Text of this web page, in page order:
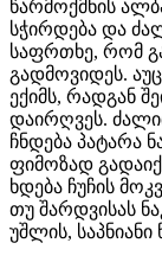
წარმოქმნის
სჭირდება და
საფრთხე, რომ
გადმოვიდეს.
ექიმს, რადგან
დაირღვეს.
ჩნდება პატარა
ფიმოზად
ხდება ჩუჩის
თუ შარდვისას
უშლის,